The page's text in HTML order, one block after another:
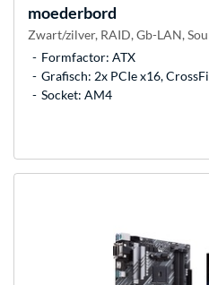
moederbord
Zwart/zilver, RAID, Gb-LAN,
Formfactor: ATX
Grafisch: 2x PCIe x16,
Socket: AM4